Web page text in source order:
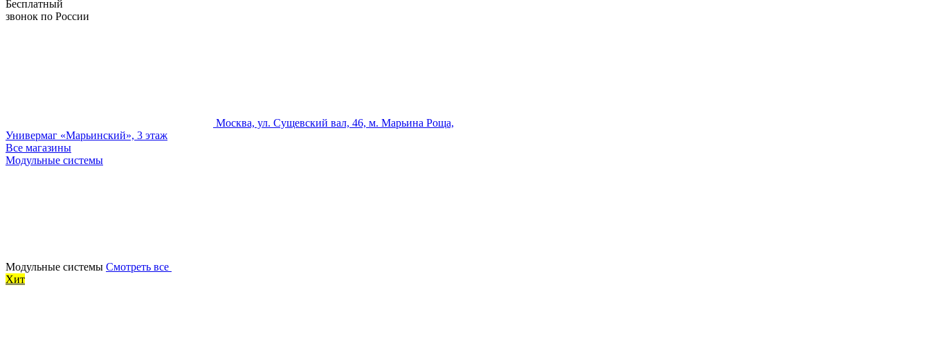
Бесплатный
звонок по России
Москва, ул. Сущевский вал, 46, м. Марьина Роща,
Универмаг «Марьинский», 3 этаж
Все магазины
Модульные системы
Модульные системы Смотреть все
Хит